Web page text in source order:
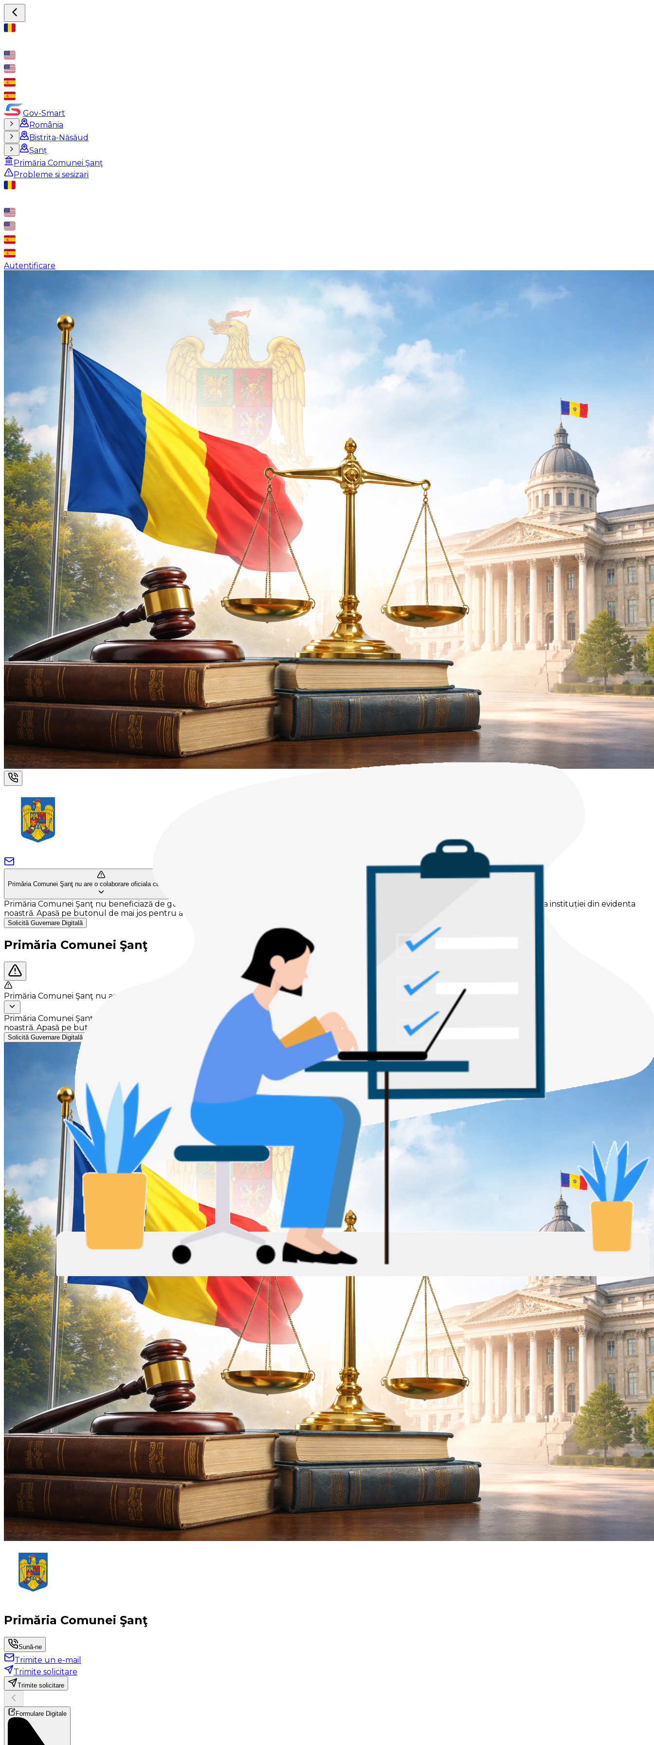
Gov-Smart
România
Bistrița-Năsăud
Șanț
Primăria Comunei Şanţ
Probleme si sesizari
Autentificare
Primăria Comunei Şanţ nu are o colaborare oficiala cu Gov-Smart.
Primăria Comunei Şanţ nu beneficiază de guvernare digitală oferită de Gov-Smart. Toate solicitările digitale sunt trimise pe adresa de email a instituției din evidenta
noastră. Apasă pe butonul de mai jos pentru a solicita acestei instituții să se digitalizeze folosind Gov-Smart.
Solicită Guvernare Digitală
Primăria Comunei Şanţ
Primăria Comunei Şanţ nu are o colaborare oficiala cu Gov-Smart.
Primăria Comunei Şanţ nu beneficiază de guvernare digitală oferită de Gov-Smart. Toate solicitările digitale sunt trimise pe adresa de email a instituției din evidenta
noastră. Apasă pe butonul de mai jos pentru a solicita acestei instituții să se digitalizeze folosind Gov-Smart.
Solicită Guvernare Digitală
Primăria Comunei Şanţ
Sună-ne
Trimite un e-mail
Trimite solicitare
Trimite solicitare
Formulare Digitale